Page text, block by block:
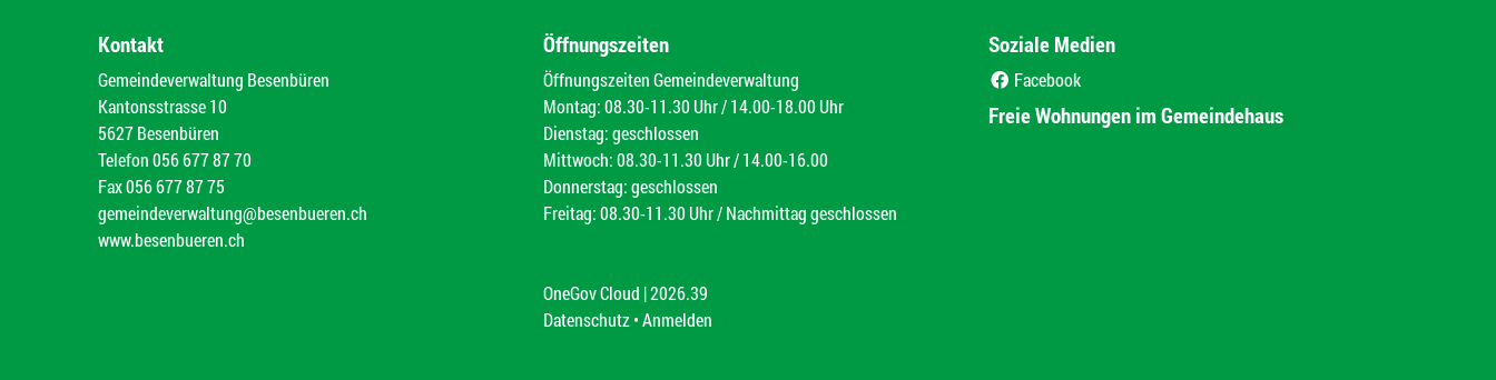
Kontakt
Gemeindeverwaltung Besenbüren
Kantonsstrasse 10
5627 Besenbüren
Telefon056 677 87 70
Fax056 677 87 75
gemeindeverwaltung@besenbueren.ch
www.besenbueren.ch
Öffnungszeiten
Öffnungszeiten Gemeindeverwaltung
Montag: 08.30-11.30 Uhr / 14.00-18.00 Uhr
Dienstag: geschlossen
Mittwoch: 08.30-11.30 Uhr / 14.00-16.00
Donnerstag: geschlossen
Freitag: 08.30-11.30 Uhr / Nachmittag geschlossen
Soziale Medien
Facebook
Freie Wohnungen im Gemeindehaus
OneGov Cloud (External Link)
|2026.39
Datenschutz (External Link)
Anmelden